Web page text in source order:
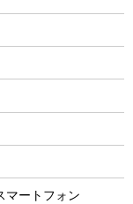
マートフォン